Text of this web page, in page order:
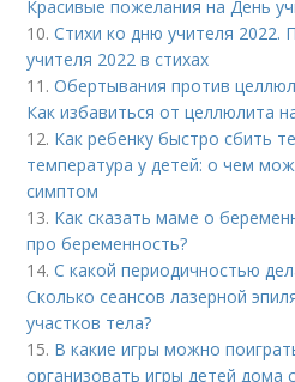
Красивые пожелания на День
10.Стихи ко дню учителя 2022.
учителя 2022 в стихах
11.Обертывания против
Как избавиться от целлюлита
12. Как ребенку быстро сбить
температура у детей: о чем
симптом
13. Как сказать маме о
про беременность?
14.С какой периодичностью
Сколько сеансов лазерной
участков тела?
15. В какие игры можно
организовать игры детей дома